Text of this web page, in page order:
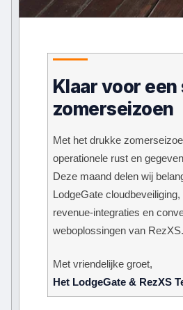
Klaar voor
zomerseizoen
Met het drukke
operationele rust en
Deze maand delen wij
LodgeGate
revenue-integraties en
weboplossingen van RezXS.
Met vriendelijke groet,
Het LodgeGate & RezXS